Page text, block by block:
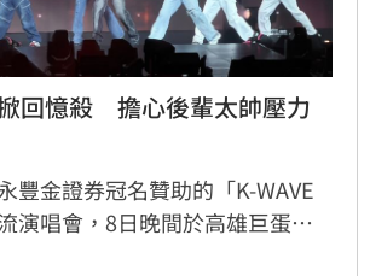
回憶殺　擔心後輩太帥壓力
豐金證券冠名贊助的「K-WAVE
演唱會，8日晚間於高雄巨蛋熱
、FLARE U、CRAVITY、